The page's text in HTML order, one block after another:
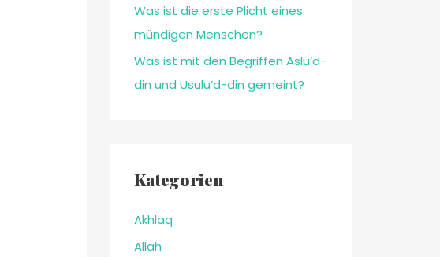
Was ist die erste Plicht eines
mündigen Menschen?
Was ist mit den Begriffen Aslu’d-
din und Usulu’d-din gemeint?
Kategorien
Akhlaq
Allah